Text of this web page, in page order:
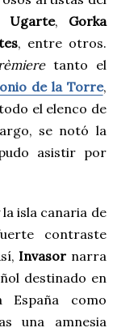
Ugarte, Gorka
, entre otros.
tanto el
de la Torre,
el elenco de
se notó la
asistir por
isla canaria de
contraste
Invasor narra
destinado en
como
una amnesia